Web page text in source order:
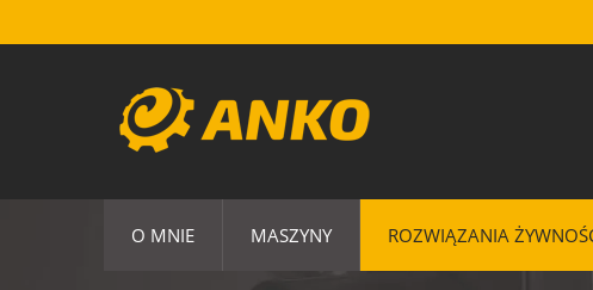
O MNIE MASZYNY ROZWIĄZANIA